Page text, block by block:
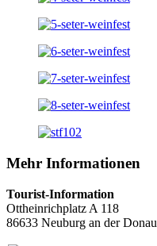
Mehr Informationen
Tourist-Information
Ottheinrichplatz A 118
86633 Neuburg an der Donau